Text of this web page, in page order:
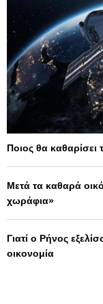
Ποιος θα
Μετά τα καθαρά
χωράφια»
Γιατί ο Ρήνος
οικονομία